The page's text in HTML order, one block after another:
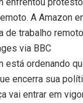
A Amazon
de trabalho
via BBC
está ordenando
encerra sua
vai entrar em